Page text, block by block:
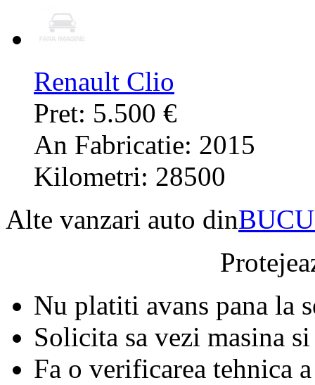
Renault Clio
Pret: 5.500 €
An Fabricatie: 2015
Kilometri: 28500
Alte vanzari auto din
Nu platiti avans pana la
Solicita sa vezi masina si
Fa o verificarea tehnica